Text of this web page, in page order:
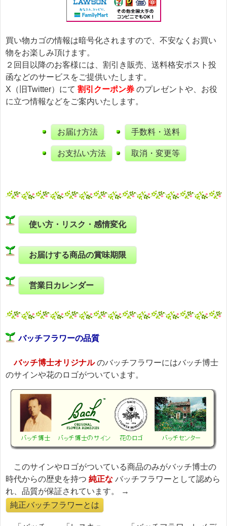
買い物カゴの情報は暗号化されますので、不安なくお買い
物をお楽しみ頂けます。
２回目以降のお客様には、割引き販売、送料格安ポスト投
函などのサービスをご提供いたします。
X（旧Twitter）にて 割引クーポン券 のプレゼントや、お役
に立つ情報などをご案内いたします。
お届け方法
お支払い方法
手数料・送料
取消・変更等
使い方・リスク・感情変化
お届けする商品の賞味期限
営業日カレンダー
バッチフラワーの品質
バッチ博士オリジナルのバッチフラワーにはバッチ博士
のサインや花のロゴがついています。
このサインやロゴがついている商品のみがバッチ博士の
時代からの歴史を持つ 純正な バッチフラワーとして認めら
れ、品質が保証されています。 →
純正バッチフラワーとは